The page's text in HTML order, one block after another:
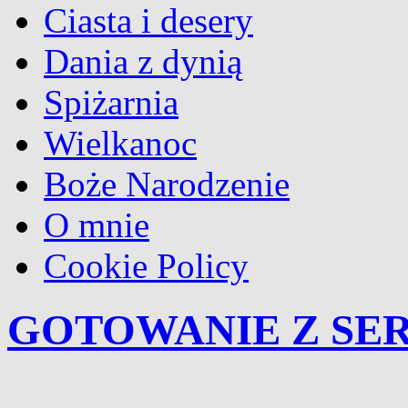
Ciasta i desery
Dania z dynią
Spiżarnia
Wielkanoc
Boże Narodzenie
O mnie
Cookie Policy
GOTOWANIE Z